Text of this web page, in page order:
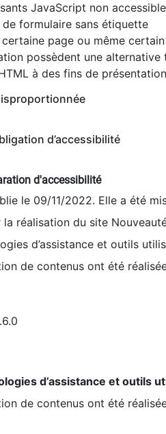
JavaScript non
formulaire sans étiquette
page ou même
possèdent une alternative
à des fins de
d’accessibilité
d'accessibilité
le 09/11/2022. Elle a été
réalisation du site
d’assistance et outils
de contenus ont été
d’assistance et outils
de contenus ont été